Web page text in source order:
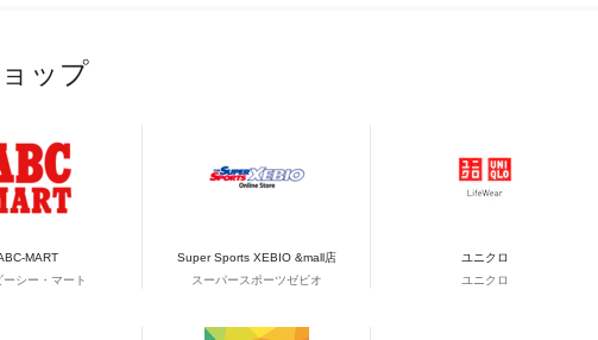
ップ
MART
ーシー・マート
Super Sports XEBIO &mall店
スーパースポーツゼビオ
ユニクロ
ユニクロ